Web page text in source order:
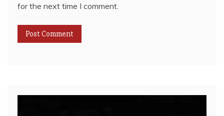
for the next time I comment.